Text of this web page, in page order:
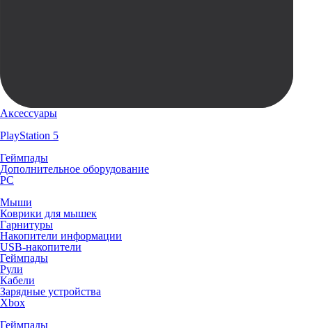
Аксессуары
PlayStation 5
Геймпады
Дополнительное оборудование
PC
Мыши
Коврики для мышек
Гарнитуры
Накопители информации
USB-накопители
Геймпады
Рули
Кабели
Зарядные устройства
Xbox
Геймпады